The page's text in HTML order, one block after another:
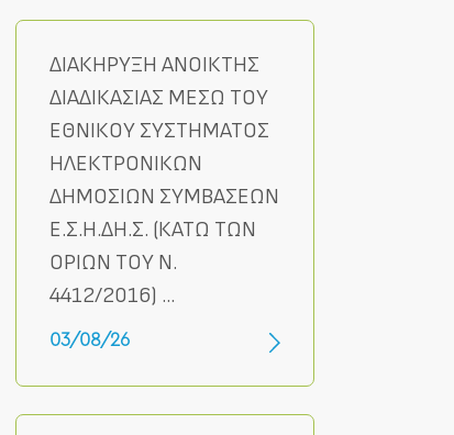
ΔΙΑΚΗΡΥΞΗ ΑΝΟΙΚΤΗΣ
ΔΙΑΔΙΚΑΣΙΑΣ ΜΕΣΩ ΤΟΥ
ΕΘΝΙΚΟΥ ΣΥΣΤΗΜΑΤΟΣ
ΗΛΕΚΤΡΟΝΙΚΩΝ
ΔΗΜΟΣΙΩΝ ΣΥΜΒΑΣΕΩΝ
Ε.Σ.Η.ΔΗ.Σ. (ΚΑΤΩ ΤΩΝ
ΟΡΙΩΝ ΤΟΥ Ν.
4412/2016) ...
03/08/26